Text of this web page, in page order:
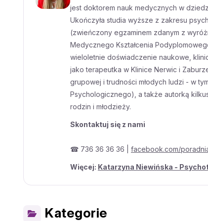
jest doktorem nauk medycznych w
Ukończyła studia wyższe z zakresu
(zwieńczony egzaminem zdanym z
Medycznego Kształcenia
wieloletnie doświadczenie naukowe,
jako terapeutka w Klinice Nerwic i
grupowej i trudności młodych ludzi - w
Psychologicznego), a także autorką
rodzin i młodzieży.
Skontaktuj się z nami
☎ 736 36 36 36 | facebook.com/
Więcej: Katarzyna Niewińska -
Kategorie